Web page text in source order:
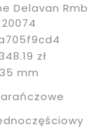
Delavan Rmb
20074
zł
35 mm